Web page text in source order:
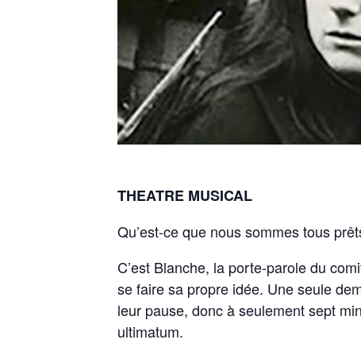
THEATRE MUSICAL
Qu’est-ce que nous sommes tous
C’est Blanche, la porte-parole du
se faire sa propre idée. Une seule
leur pause, donc à seulement sept
ultimatum.